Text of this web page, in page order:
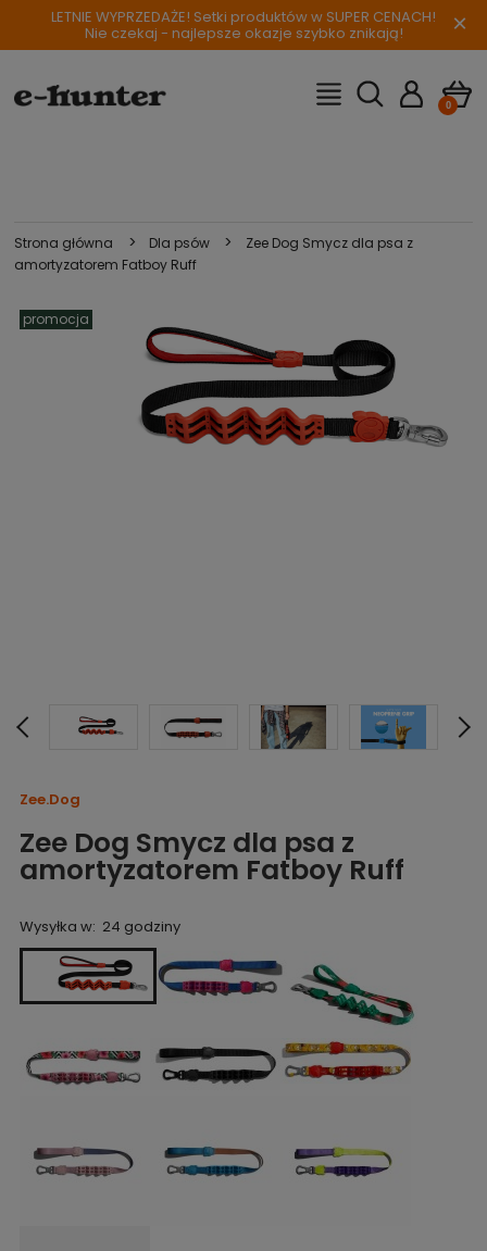
LETNIE WYPRZEDAŻE! Setki produktów w SUPER CENACH!
Nie czekaj - najlepsze okazje szybko znikają! ×
Strona główna > Dla psów >
Zee Dog Smycz dla psa z
amortyzatorem Fatboy Ruff
promocja
Zee.Dog
Zee Dog Smycz dla psa z
amortyzatorem Fatboy Ruff
Wysyłka w: 24 godziny